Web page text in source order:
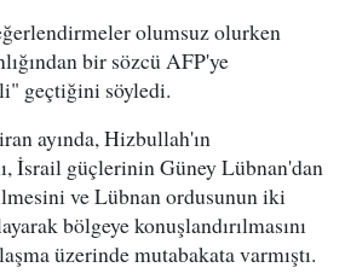
olumsuz olurken
bir sözcü AFP'ye
geçtiğini söyledi.
ayında, Hizbullah'ın
İsrail güçlerinin Güney Lübnan'dan
ve Lübnan ordusunun iki
bölgeye konuşlandırılmasını
üzerinde mutabakata varmıştı.